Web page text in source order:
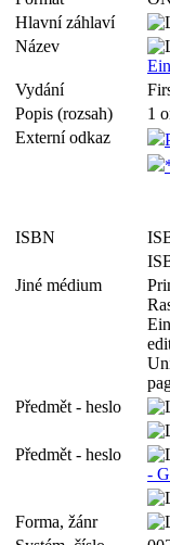
Hlavní záhlaví
Název
Vydání
Popis (rozsah)
1
Externí odkaz
ISBN
Jiné médium
Předmět - heslo
Předmět - heslo
-
Forma, žánr